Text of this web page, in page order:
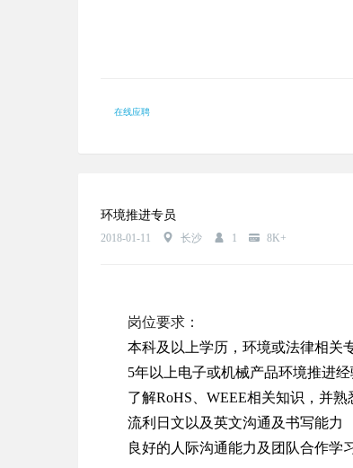
在线应聘
环境推进专员
2018-01-11 长沙 1 8K+
岗位要求：
本科及以上学历，环境或法律相关
5年以上电子或机械产品环境推进
了解RoHS、WEEE相关知识，并
流利日文以及英文沟通及书写能力
良好的人际沟通能力及团队合作学